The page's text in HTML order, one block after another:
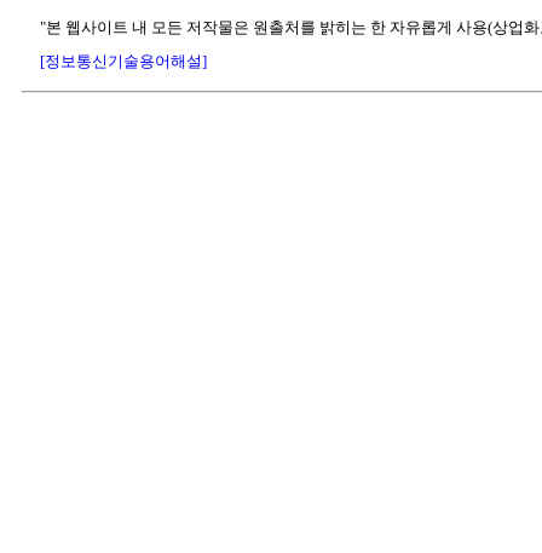
"본 웹사이트 내 모든 저작물은 원출처를 밝히는 한 자유롭게 사용(상업
[정보통신기술용어해설]